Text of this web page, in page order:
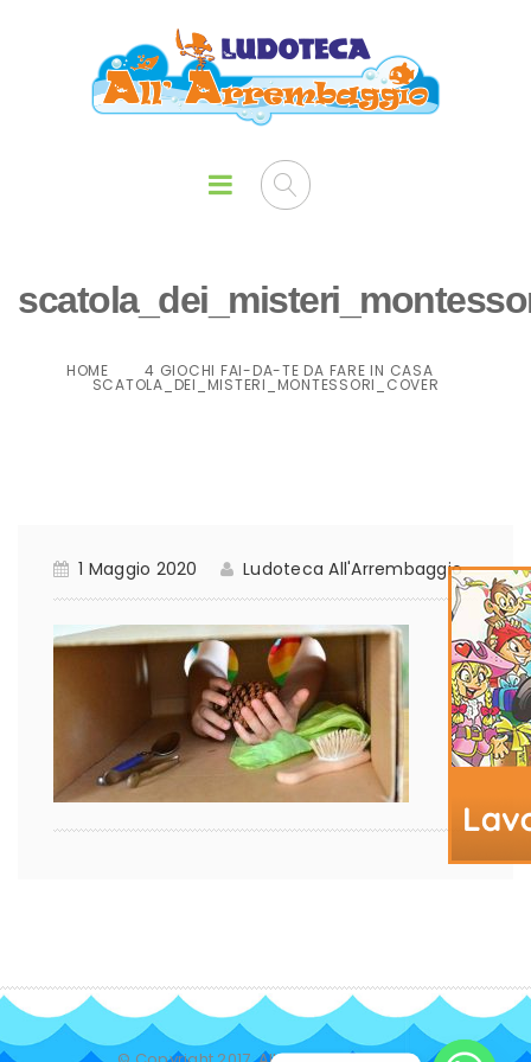
HOME 4 GIOCHI FAI-DA-TE DA FARE IN CASA
SCATOLA_DEI_MISTERI_MONTESSORI_COVER
1 Maggio 2020 Ludoteca All'Arrembaggio